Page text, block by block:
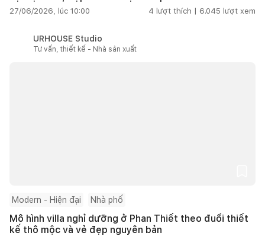
27/06/2026, lúc 10:00 4 lượt thích | 6.045 lượt xem
URHOUSE Studio
Tư vấn, thiết kế - Nhà sản xuất
Modern - Hiện đại Nhà phố
Mô hình villa nghỉ dưỡng ở Phan Thiết theo đuổi thiết
kế thô mộc và vẻ đẹp nguyên bản